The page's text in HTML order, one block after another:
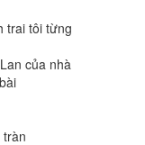
trai tôi từng
của nhà